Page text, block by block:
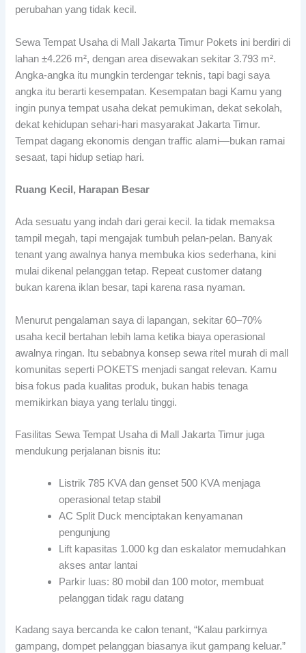
perubahan yang tidak kecil.
Sewa Tempat Usaha di Mall Jakarta Timur Pokets ini berdiri di
lahan ±4.226 m², dengan area disewakan sekitar 3.793 m².
Angka-angka itu mungkin terdengar teknis, tapi bagi saya
angka itu berarti kesempatan. Kesempatan bagi Kamu yang
ingin punya tempat usaha dekat pemukiman, dekat sekolah,
dekat kehidupan sehari-hari masyarakat Jakarta Timur.
Tempat dagang ekonomis dengan traffic alami—bukan ramai
sesaat, tapi hidup setiap hari.
Ruang Kecil, Harapan Besar
Ada sesuatu yang indah dari gerai kecil. Ia tidak memaksa
tampil megah, tapi mengajak tumbuh pelan-pelan. Banyak
tenant yang awalnya hanya membuka kios sederhana, kini
mulai dikenal pelanggan tetap. Repeat customer datang
bukan karena iklan besar, tapi karena rasa nyaman.
Menurut pengalaman saya di lapangan, sekitar 60–70%
usaha kecil bertahan lebih lama ketika biaya operasional
awalnya ringan. Itu sebabnya konsep sewa ritel murah di mall
komunitas seperti POKETS menjadi sangat relevan. Kamu
bisa fokus pada kualitas produk, bukan habis tenaga
memikirkan biaya yang terlalu tinggi.
Fasilitas Sewa Tempat Usaha di Mall Jakarta Timur juga
mendukung perjalanan bisnis itu:
Listrik 785 KVA dan genset 500 KVA menjaga
operasional tetap stabil
AC Split Duck menciptakan kenyamanan
pengunjung
Lift kapasitas 1.000 kg dan eskalator memudahkan
akses antar lantai
Parkir luas: 80 mobil dan 100 motor, membuat
pelanggan tidak ragu datang
Kadang saya bercanda ke calon tenant, “Kalau parkirnya
gampang, dompet pelanggan biasanya ikut gampang keluar.”